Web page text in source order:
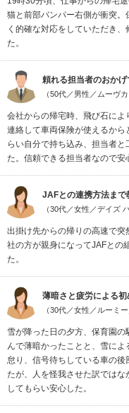
猫と前部バンパー右側が衝突
く的確な対応をしていただき
た。
頼れる担当者のおかげ
（50代／男性／ムーヴ
会社からの帰宅時、飛び石に
連絡して車両保険が使えるか
らい自分で持ち込み、担当者
た。信頼できる担当者なので安
JAFとの連携方法まで
（30代／女性／デイズ
出掛け先からの帰りの高速で
社の方が親身になってJAFとの
た。
薄暗さと疲労による
（30代／女性／ルーミ
雪が降った日の夕方、保育園
んで薄暗かったことと、雪に
怠り、信号待ちしている車の
たが、人を怪我させた訳では
してもらい安心した。